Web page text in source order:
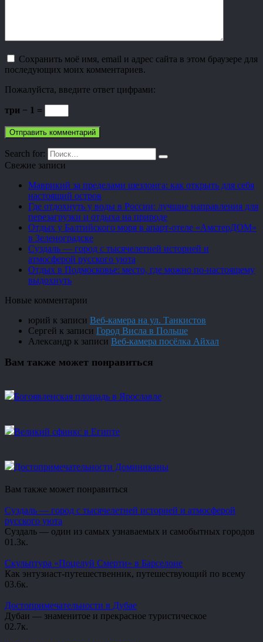
Сохранить моё имя, email и адрес сайта в этом браузере для
последующих моих комментариев.
Пожалуйста, введите ответ цифрами:
три − 1 =
Search for:
Свежие записи
Маврикий за пределами шезлонга: как открыть для себя
настоящий остров
Где отдохнуть у воды в России: лучшие направления для
перезагрузки и отдыха на природе
Отдых у Балтийского моря в апарт-отеле «АмстерДОМ»
в Зеленоградске
Суздаль — город с тысячелетней историей и
атмосферой русского уюта
Отдых в Подмосковье: место, где можно по-настоящему
выдохнуть
Новые комментарии
юрий к записи Веб-камера на ул. Танкистов
Сергей к записи Город Висла в Польше
Александр к записи Веб-камера посёлка Айхал
Вам также может понравиться
Богоявленская площадь в Ярославле
Великий сфинкс в Египте
Достопримечательности Доминиканы
Вам также может понравиться
Суздаль — город с тысячелетней историей и атмосферой
русского уюта
Суздаль — один из самых узнаваемых и самобытных городов
01.3к.
Скульптура «Поцелуй Смерти» в Барселоне
Как энтузиаст-путешественник, путешествующий по всему
03.6к.
Достопримечательности в Дубае
Дубаи — знаменитое и прекрасное туристическое
02.7к.